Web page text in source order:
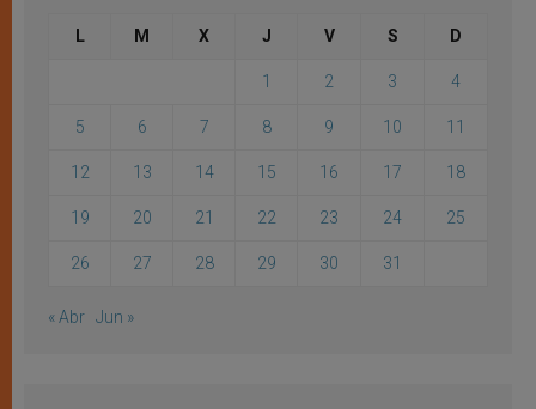
L M X J V S D
1 2 3 4
5 6 7 8 9 10 11
12 13 14 15 16 17 18
19 20 21 22 23 24 25
26 27 28 29 30 31
« Abr Jun »